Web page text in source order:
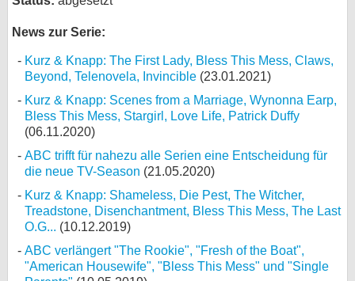
News zur Serie:
Kurz & Knapp: The First Lady, Bless This Mess, Claws,
Beyond, Telenovela, Invincible (23.01.2021)
Kurz & Knapp: Scenes from a Marriage, Wynonna Earp,
Bless This Mess, Stargirl, Love Life, Patrick Duffy
(06.11.2020)
ABC trifft für nahezu alle Serien eine Entscheidung für
die neue TV-Season (21.05.2020)
Kurz & Knapp: Shameless, Die Pest, The Witcher,
Treadstone, Disenchantment, Bless This Mess, The Last
O.G... (10.12.2019)
ABC verlängert "The Rookie", "Fresh of the Boat",
"American Housewife", "Bless This Mess" und "Single